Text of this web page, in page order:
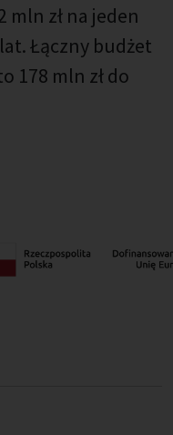
mln zł na jeden
Łączny budżet
178 mln zł do